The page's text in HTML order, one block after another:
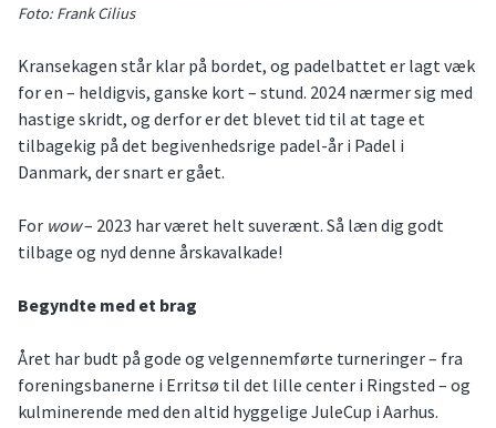
Foto: Frank Cilius
Kransekagen står klar på bordet, og padelbattet er lagt væk
for en – heldigvis, ganske kort – stund. 2024 nærmer sig med
hastige skridt, og derfor er det blevet tid til at tage et
tilbagekig på det begivenhedsrige padel-år i Padel i
Danmark, der snart er gået.
For wow– 2023 har været helt suverænt. Så læn dig godt
tilbage og nyd denne årskavalkade!
Begyndte med et brag
Året har budt på gode og velgennemførte turneringer – fra
foreningsbanerne i Erritsø til det lille center i Ringsted – og
kulminerende med den altid hyggelige JuleCup i Aarhus.